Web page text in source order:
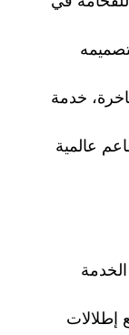
خدمة
عالمية
إطلالات